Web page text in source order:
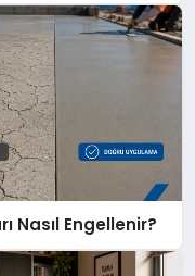
Nasıl Engellenir?